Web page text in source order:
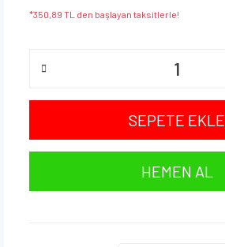
*350,89 TL den başlayan taksitlerle!
SEPETE EKLE
HEMEN AL